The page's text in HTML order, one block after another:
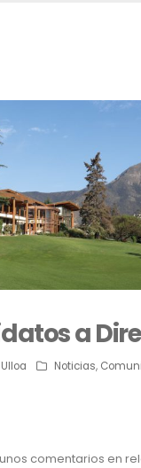
a
Noticias,
comentarios en